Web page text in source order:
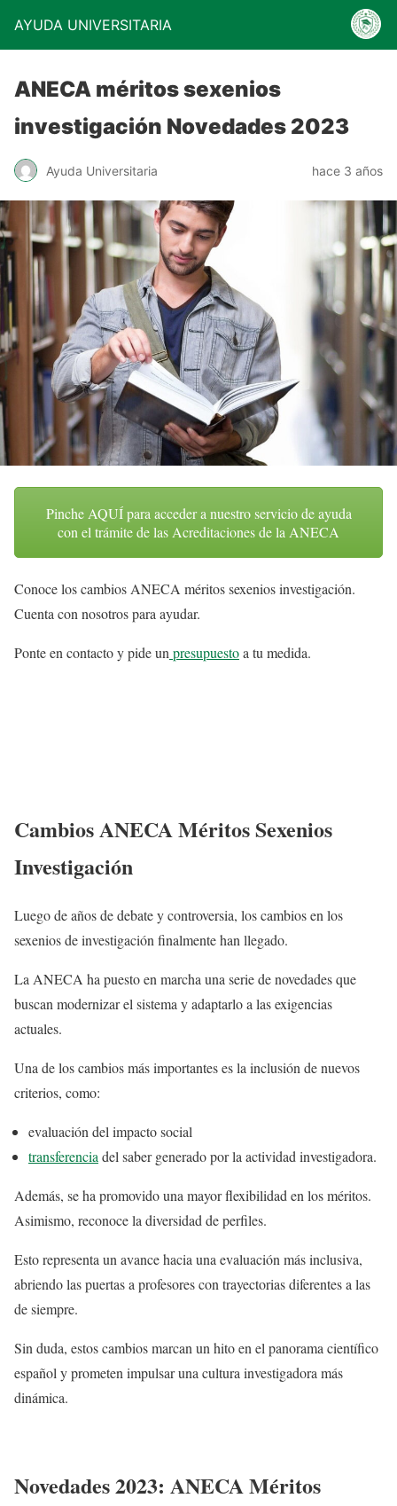
AYUDA UNIVERSITARIA
ANECA méritos sexenios
investigación Novedades 2023
Ayuda Universitaria hace 3 años
Pinche AQUÍ para acceder a nuestro servicio de ayuda
con el trámite de las Acreditaciones de la ANECA
Conoce los cambios ANECA méritos sexenios investigación.
Cuenta con nosotros para ayudar.
Ponte en contacto y pide unpresupuestoa tu medida.
Cambios ANECA Méritos Sexenios
Investigación
Luego de años de debate y controversia, los cambios en los
sexenios de investigación finalmente han llegado.
La ANECA ha puesto en marcha una serie de novedades que
buscan modernizar el sistema y adaptarlo a las exigencias
actuales.
Una de los cambios más importantes es la inclusión de nuevos
criterios, como:
evaluación del impacto social
transferenciadel saber generado por la actividad investigadora.
Además, se ha promovido una mayor flexibilidad en los méritos.
Asimismo, reconoce la diversidad de perfiles.
Esto representa un avance hacia una evaluación más inclusiva,
abriendo las puertas a profesores con trayectorias diferentes a las
de siempre.
Sin duda, estos cambios marcan un hito en el panorama científico
español y prometen impulsar una cultura investigadora más
dinámica.
Novedades 2023: ANECA Méritos